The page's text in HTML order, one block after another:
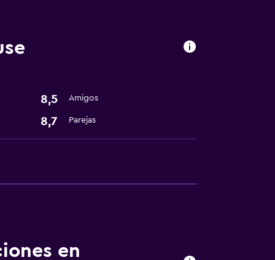
8,5 Amigos
8,7 Parejas
en